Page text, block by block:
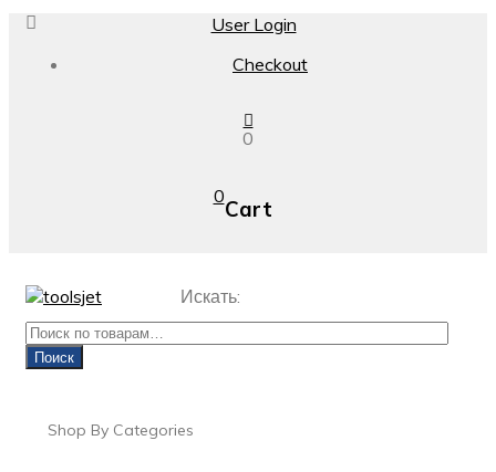
User Login
Checkout
0
0Cart
Искать:
Поиск
Shop By Categories